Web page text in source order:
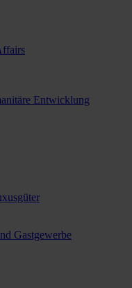
Entwicklung
Gastgewerbe